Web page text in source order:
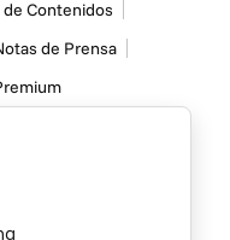
de Contenidos
de Prensa